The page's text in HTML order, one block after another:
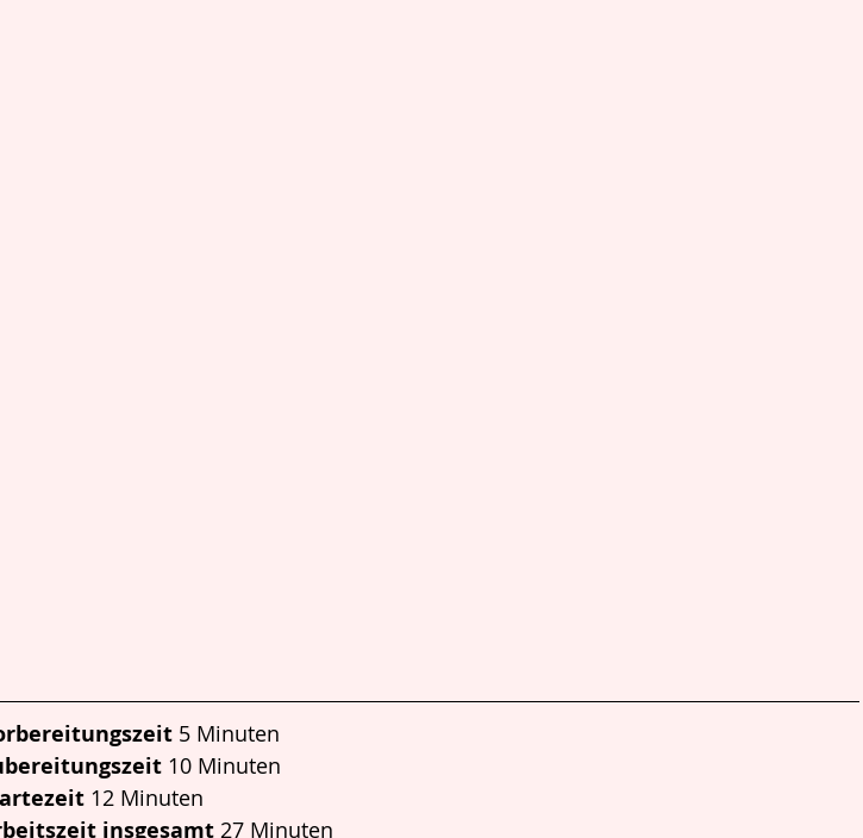
5 Minuten
10 Minuten
12 Minuten
insgesamt 27 Minuten